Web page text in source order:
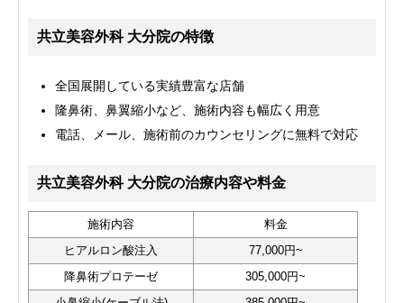
共立美容外科 大分院の特徴
全国展開している実績豊富な店舗
隆鼻術、鼻翼縮小など、施術内容も幅広く用意
電話、メール、施術前のカウンセリングに無料で対応
共立美容外科 大分院の治療内容や料金
施術内容
料金
ヒアルロン酸注入
77,000円~
降鼻術プロテーゼ
305,000円~